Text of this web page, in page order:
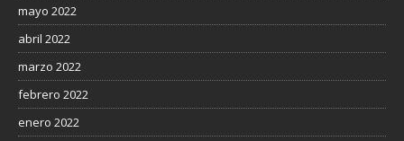
mayo 2022
abril 2022
marzo 2022
febrero 2022
enero 2022